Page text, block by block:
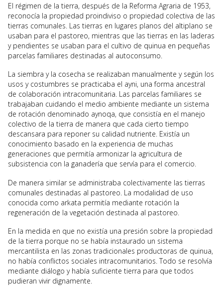
El régimen de la tierra, después de la Reforma Agraria de 1953,
reconocía la propiedad proindiviso o propiedad colectiva de las
tierras comunales. Las tierras en lugares planos del altiplano se
usaban para el pastoreo, mientras que las tierras en las laderas
y pendientes se usaban para el cultivo de quinua en pequeñas
parcelas familiares destinadas al autoconsumo.
La siembra y la cosecha se realizaban manualmente y según los
usos y costumbres se practicaba el ayni, una forma ancestral
de colaboración intracomunitaria. Las parcelas familiares se
trabajaban cuidando el medio ambiente mediante un sistema
de rotación denominado aynoqa, que consistía en el manejo
colectivo de la tierra de manera que cada cierto tiempo
descansara para reponer su calidad nutriente. Existía un
conocimiento basado en la experiencia de muchas
generaciones que permitía armonizar la agricultura de
subsistencia con la ganadería que servía para el comercio.
De manera similar se administraba colectivamente las tierras
comunales destinadas al pastoreo. La modalidad de uso
conocida como arkata permitía mediante rotación la
regeneración de la vegetación destinada al pastoreo.
En la medida en que no existía una presión sobre la propiedad
de la tierra porque no se había instaurado un sistema
mercantilista en las zonas tradicionales productoras de quinua,
no había conflictos sociales intracomunitarios. Todo se resolvía
mediante diálogo y había suficiente tierra para que todos
pudieran vivir dignamente.